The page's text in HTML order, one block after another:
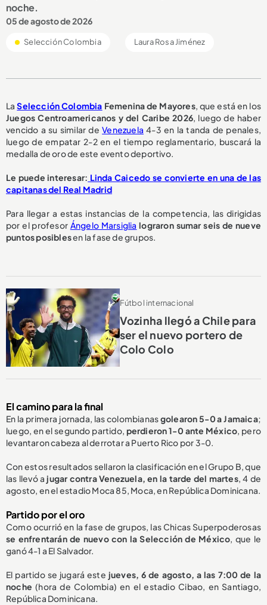
noche.
05 de agosto de 2026
Selección Colombia Laura Rosa Jiménez
LaSelección Colombia Femenina de Mayores, que está en los
Juegos Centroamericanos y del Caribe 2026, luego de haber
vencido a su similar deVenezuela 4-3 en la tanda de penales,
luego de empatar 2-2 en el tiempo reglamentario, buscará la
medalla de oro de este evento deportivo.
Le puede interesar: Linda Caicedo se convierte en una de las
capitanas del Real Madrid
Para llegar a estas instancias de la competencia, las dirigidas
por el profesor Ángelo Marsiglia lograron sumar seis de nueve
puntos posiblesen la fase de grupos.
Fútbol internacional
Vozinha llegó a Chile para
ser el nuevo portero de
Colo Colo
El camino para la final
En la primera jornada, las colombianasgolearon 5-0 a Jamaica;
luego, en el segundo partido, perdieron 1-0 ante México, pero
levantaron cabeza al derrotar a Puerto Rico por 3-0.
Con estos resultados sellaron la clasificación en el Grupo B, que
las llevó ajugar contra Venezuela, en la tarde del martes, 4 de
agosto, en el estadio Moca 85, Moca, en República Dominicana.
Partido por el oro
Como ocurrió en la fase de grupos, las Chicas Superpoderosas
se enfrentarán de nuevo con la Selección de México, que le
ganó 4-1 a El Salvador.
El partido se jugará este jueves, 6 de agosto, a las 7:00 de la
noche (hora de Colombia) en el estadio Cibao, en Santiago,
República Dominicana.